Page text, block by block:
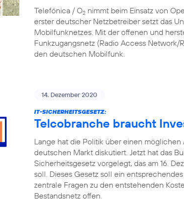
Telefónica / O2 nimmt beim Einsatz von
erster deutscher Netzbetreiber setzt das
Mobilfunknetzes. Mit der offenen und
Funkzugangsnetz (Radio Access
den deutschen Mobilfunk.
14. Dezember 2020
IT-SICHERHEITSGESETZ:
Telcobranche braucht
Lange hat die Politik über einen
deutschen Markt diskutiert. Jetzt hat das
Sicherheitsgesetz vorgelegt, das am 16.
soll. Dieses Gesetz soll ein
zentrale Fragen zu den entstehenden
Bestandsnetz offen.